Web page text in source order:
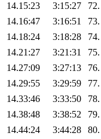
14.15:23
3:15:27 72.
14.16:47
3:16:51 73.
14.18:24
3:18:28 74.
14.21:27
3:21:31 75.
14.27:09
3:27:13 76.
14.29:55
3:29:59 77.
14.33:46
3:33:50 78.
14.38:48
3:38:52 79.
14.44:24
3:44:28 80.